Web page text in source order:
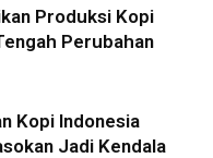
Produksi Kopi
Perubahan
Kopi Indonesia
Jadi Kendala